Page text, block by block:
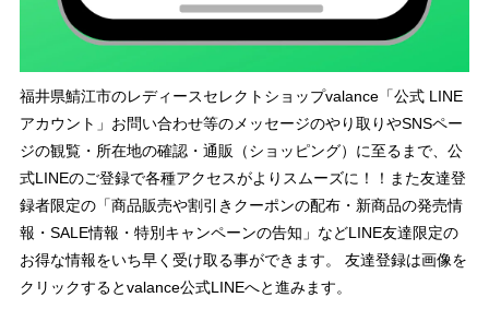
福井県鯖江市のレディースセレクトショップvalance「公式 LINE
アカウント」お問い合わせ等のメッセージのやり取りやSNSペー
ジの観覧・所在地の確認・通販（ショッピング）に至るまで、公
式LINEのご登録で各種アクセスがよりスムーズに！！また友達登
録者限定の「商品販売や割引きクーポンの配布・新商品の発売情
報・SALE情報・特別キャンペーンの告知」などLINE友達限定の
お得な情報をいち早く受け取る事ができます。 友達登録は画像を
クリックするとvalance公式LINEへと進みます。